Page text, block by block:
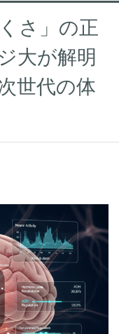
さ」の正
大が解明
世代の体